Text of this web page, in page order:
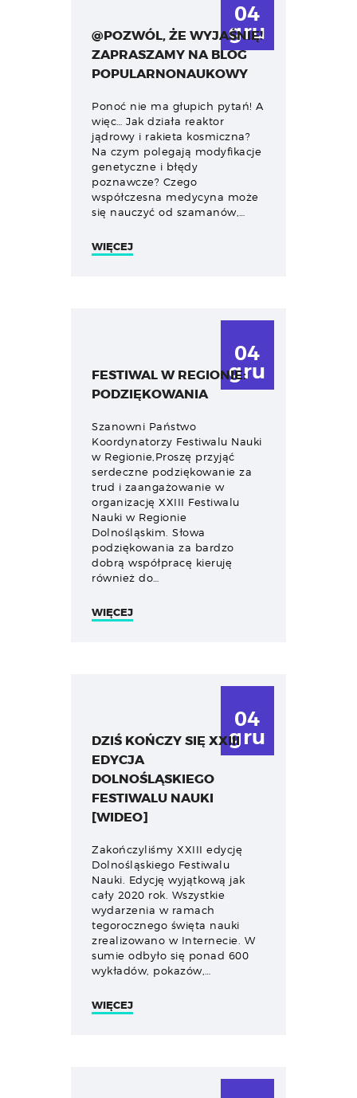
04
gru
@POZWÓL, ŻE WYJAŚNIĘ!
ZAPRASZAMY NA BLOG
POPULARNONAUKOWY
Ponoć nie ma głupich pytań! A
więc… Jak działa reaktor
jądrowy i rakieta kosmiczna?
Na czym polegają modyfikacje
genetyczne i błędy
poznawcze? Czego
współczesna medycyna może
się nauczyć od szamanów,…
WIĘCEJ
04
gru
FESTIWAL W REGIONIE:
PODZIĘKOWANIA
Szanowni Państwo
Koordynatorzy Festiwalu Nauki
w Regionie,Proszę przyjąć
serdeczne podziękowanie za
trud i zaangażowanie w
organizację XXIII Festiwalu
Nauki w Regionie
Dolnośląskim. Słowa
podziękowania za bardzo
dobrą współpracę kieruję
również do…
WIĘCEJ
04
gru
DZIŚ KOŃCZY SIĘ XXIII
EDYCJA
DOLNOŚLĄSKIEGO
FESTIWALU NAUKI
[WIDEO]
Zakończyliśmy XXIII edycję
Dolnośląskiego Festiwalu
Nauki. Edycję wyjątkową jak
cały 2020 rok. Wszystkie
wydarzenia w ramach
tegorocznego święta nauki
zrealizowano w Internecie. W
sumie odbyło się ponad 600
wykładów, pokazów,…
WIĘCEJ